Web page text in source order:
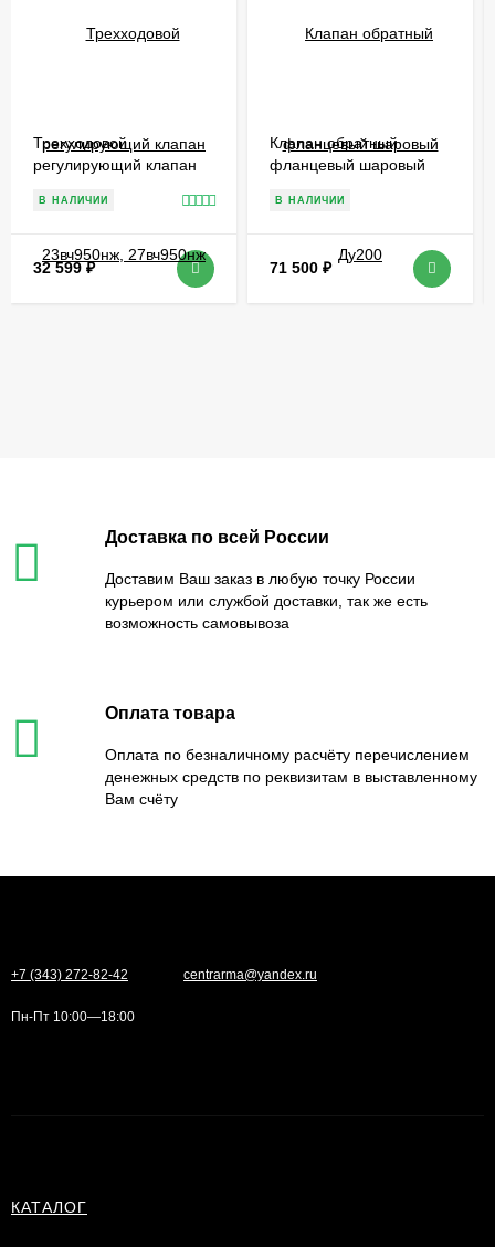
Трехходовой
регулирующий клапан
В НАЛИЧИИ
32 599₽
Клапан обратный
фланцевый шаровый
В НАЛИЧИИ
71 500 ₽
Доставка по всей России
Доставим Ваш заказ в любую точку России
курьером или службой доставки, так же есть
возможность самовывоза
Оплата товара
Оплата по безналичному расчёту перечислением
денежных средств по реквизитам в выставленному
Вам счёту
+7 (343) 272-82-42 centrarma@yandex.ru
Пн-Пт 10:00—18:00
КАТАЛОГ